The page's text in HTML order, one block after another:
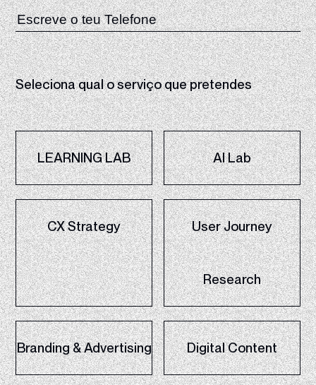
Seleciona qual o serviço que pretendes
LEARNING LAB AI Lab
CX Strategy User Journey
Research
Branding & Advertising Digital Content